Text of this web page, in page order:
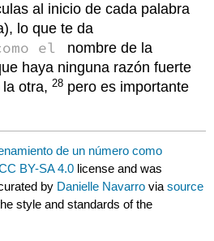
al inicio de cada palabra
lo que te da
el
nombre de la
haya ninguna razón fuerte
la otra,28 pero es importante
de un número como
BY-SA 4.0 license and was
by Danielle Navarro viasource
style and standards of the